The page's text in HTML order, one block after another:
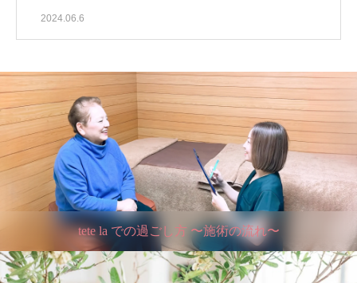
2024.06.6
tete la での過ごし方 〜施術の流れ〜